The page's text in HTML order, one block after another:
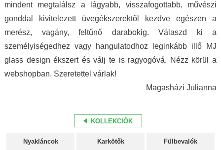
mindent megtalálsz a lágyabb, visszafogottabb, művészi
gonddal kivitelezett üvegékszerektől kezdve egészen a
merész, vagány, feltűnő darabokig. Válaszd ki a
személyiségedhez vagy hangulatodhoz leginkább illő MJ
glass design ékszert és válj te is ragyogóvá. Nézz körül a
webshopban. Szeretettel várlak!
Magasházi Julianna
KOLLEKCIÓK
Nyakláncok Karkötők Fülbevalók